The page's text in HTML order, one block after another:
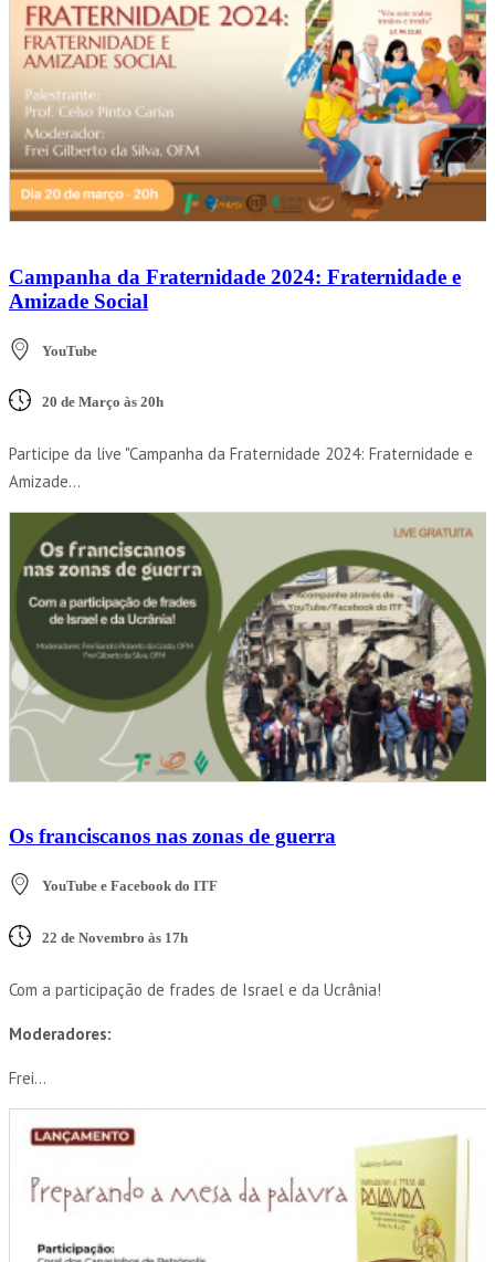
Campanha da Fraternidade 2024: Fraternidade e
Amizade Social
YouTube
20 de Março às 20h
Participe da live "Campanha da Fraternidade 2024: Fraternidade e
Amizade...
Os franciscanos nas zonas de guerra
YouTube e Facebook do ITF
22 de Novembro às 17h
Com a participação de frades de Israel e da Ucrânia!
Moderadores:
Frei...